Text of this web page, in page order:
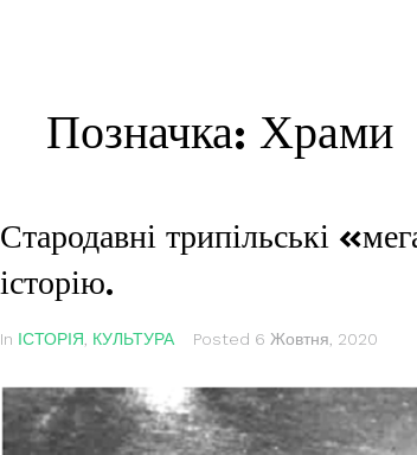
Позначка: Храми
Стародавні трипільські
історію.
In ІСТОРІЯ КУЛЬТУРА Posted 6 Жовтня, 2020